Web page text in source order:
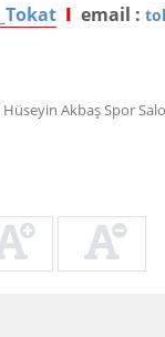
I email :
Akbaş Spor